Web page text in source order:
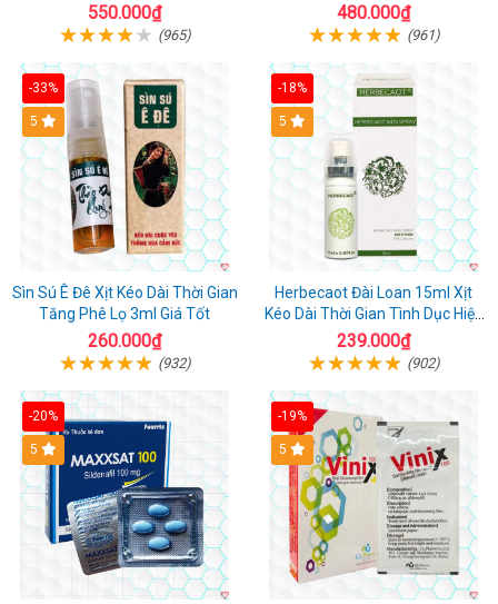
550.000₫
(965)
480.000₫
(961)
-33%
5
Sìn Sú Ê Đê Xịt Kéo Dài Thời Gian
Tăng Phê Lọ 3ml Giá Tốt
260.000₫
(932)
-18%
5
Herbecaot Đài Loan 15ml Xịt
Kéo Dài Thời Gian Tình Dục Hiệu
Quả
239.000₫
(902)
-20%
5
-19%
5